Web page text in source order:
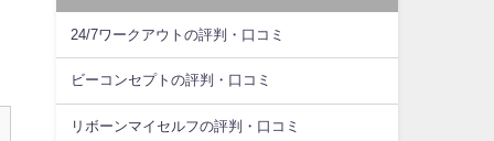
24/7ワークアウトの評判・口コミ
ビーコンセプトの評判・口コミ
リボーンマイセルフの評判・口コミ